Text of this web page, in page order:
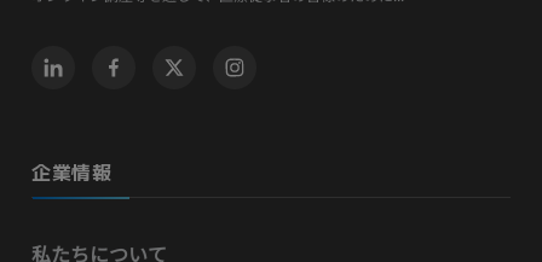
企業情報
私たちについて